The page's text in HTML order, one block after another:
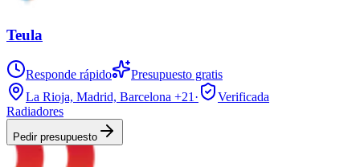
Teula
Responde rápido
Presupuesto gratis
La Rioja, Madrid, Barcelona +21 ·
Verificada
Radiadores
Pedir presupuesto